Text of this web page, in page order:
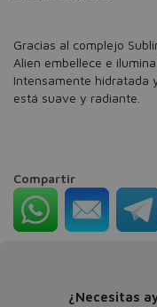
Gracias al complejo
Alien embellece e
Intensamente hidratada
está suave y radiante.
Compartir
¿Necesitas